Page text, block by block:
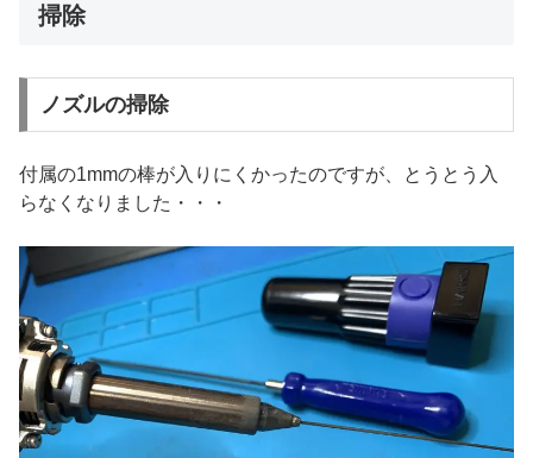
掃除
ノズルの掃除
付属の1mmの棒が入りにくかったのですが、とうとう入
らなくなりました・・・